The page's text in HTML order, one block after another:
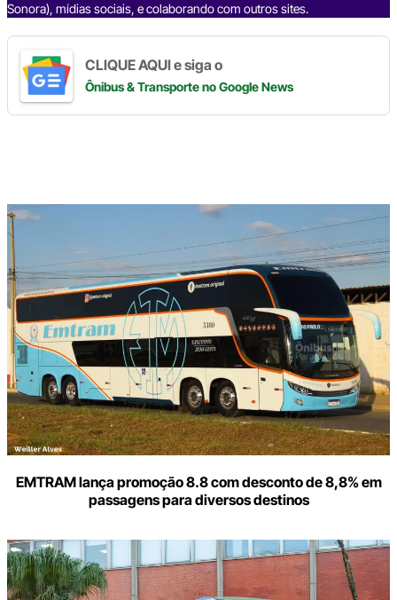
Sonora), mídias sociais, e colaborando com outros sites.
CLIQUE AQUI e siga o
Ônibus & Transporteno Google News
EMTRAM lança promoção 8.8 com desconto de 8,8% em
passagens para diversos destinos
Digite
aqui
o
seu
e-
mail